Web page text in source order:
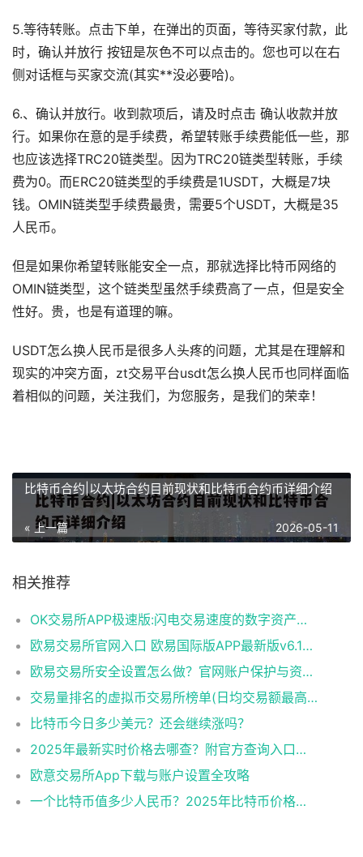
5.等待转账。点击下单，在弹出的页面，等待买家付款，此
时，确认并放行 按钮是灰色不可以点击的。您也可以在右
侧对话框与买家交流(其实**没必要哈)。
6.、确认并放行。收到款项后，请及时点击 确认收款并放
行。如果你在意的是手续费，希望转账手续费能低一些，那
也应该选择TRC20链类型。因为TRC20链类型转账，手续
费为0。而ERC20链类型的手续费是1USDT，大概是7块
钱。OMIN链类型手续费最贵，需要5个USDT，大概是35
人民币。
但是如果你希望转账能安全一点，那就选择比特币网络的
OMIN链类型，这个链类型虽然手续费高了一点，但是安全
性好。贵，也是有道理的嘛。
USDT怎么换人民币是很多人头疼的问题，尤其是在理解和
现实的冲突方面，zt交易平台usdt怎么换人民币也同样面临
着相似的问题，关注我们，为您服务，是我们的荣幸！
比特币合约|以太坊合约目前现状和比特币合约币详细介绍
« 上一篇 2026-05-11
相关推荐
OK交易所APP极速版:闪电交易速度的数字资产平台​
欧易交易所官网入口 欧易国际版APP最新版v6.144.0下载与使用指南
欧易交易所安全设置怎么做？官网账户保护与资产防盗完整教程
交易量排名的虚拟币交易所榜单(日均交易额最高的10家平台)
比特币今日多少美元？还会继续涨吗？​
2025年最新实时价格去哪查？附官方查询入口与走势图！​
欧意交易所App下载与账户设置全攻略
一个比特币值多少人民币？2025年比特币价格解析